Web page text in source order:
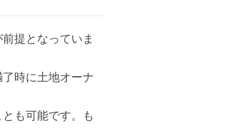
提となっていま
時に土地オーナ
も可能です。も